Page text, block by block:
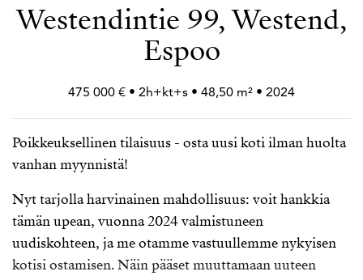
Westendintie 99, Westend,
Espoo
475 000 € • 2h+kt+s • 48,50 m² • 2024
Poikkeuksellinen tilaisuus - osta uusi koti ilman huolta
vanhan myynnistä!
Nyt tarjolla harvinainen mahdollisuus: voit hankkia
tämän upean, vuonna 2024 valmistuneen
uudiskohteen, ja me otamme vastuullemme nykyisen
kotisi ostamisen. Näin pääset muuttamaan uuteen